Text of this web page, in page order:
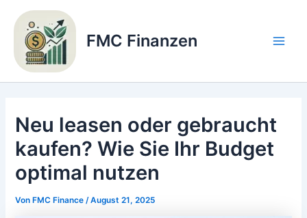
Inhalt
springen
FMC Finanzen
Neu leasen oder gebraucht
kaufen? Wie Sie Ihr Budget
optimal nutzen
Von FMC Finance/August 21, 2025